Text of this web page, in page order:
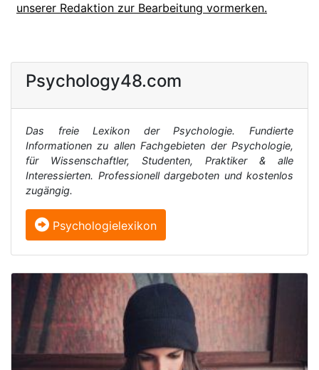
unserer Redaktion zur Bearbeitung vormerken.
Psychology48.com
Das freie Lexikon der Psychologie. Fundierte
Informationen zu allen Fachgebieten der Psychologie,
für Wissenschaftler, Studenten, Praktiker & alle
Interessierten. Professionell dargeboten und kostenlos
zugängig.
Psychologielexikon